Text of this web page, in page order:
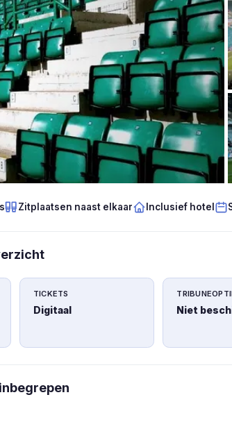
Zitplaatsen naast elkaar Inclusief hotel
TICKETS
Digitaal Niet